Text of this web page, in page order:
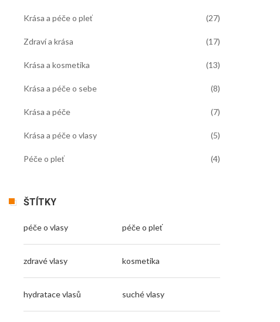
Krása a péče o pleť (27)
Zdraví a krása (17)
Krása a kosmetika (13)
Krása a péče o sebe (8)
Krása a péče (7)
Krása a péče o vlasy (5)
Péče o pleť (4)
ŠTÍTKY
péče o vlasy péče o pleť
zdravé vlasy kosmetika
hydratace vlasů suché vlasy